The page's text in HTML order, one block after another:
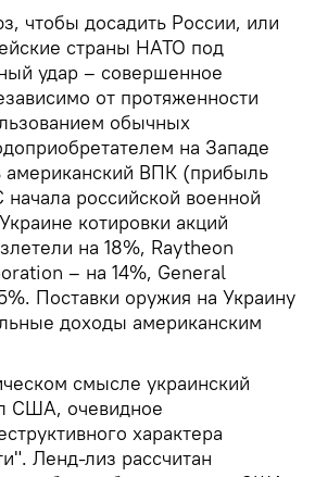
чтобы досадить России, или
страны НАТО под
удар – совершенное
от протяженности
обычных
на Западе
американский ВПК (прибыль
российской военной
котировки акций
на 18%, Raytheon
– на 14%, General
Поставки оружия на Украину
доходы американским
смысле украинский
США, очевидное
характера
Ленд-лиз рассчитан